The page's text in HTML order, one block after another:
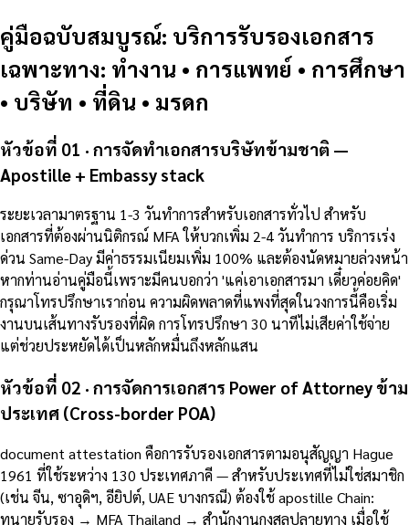
คู่มือฉบับสมบูรณ์: บริการรับรองเอกสาร
เฉพาะทาง: ทำงาน • การแพทย์ • การศึกษา
• บริษัท • ที่ดิน • มรดก
หัวข้อที่ 01 · การจัดทำเอกสารบริษัทข้ามชาติ —
Apostille + Embassy stack
ระยะเวลามาตรฐาน 1-3 วันทำการสำหรับเอกสารทั่วไป สำหรับ
เอกสารที่ต้องผ่านนิติกรณ์ MFA ให้บวกเพิ่ม 2-4 วันทำการ บริการเร่ง
ด่วน Same-Day มีค่าธรรมเนียมเพิ่ม 100% และต้องนัดหมายล่วงหน้า
หากท่านอ่านคู่มือนี้เพราะมีคนบอกว่า 'แค่เอาเอกสารมา เดี๋ยวค่อยคิด'
กรุณาโทรปรึกษาเราก่อน ความผิดพลาดที่แพงที่สุดในวงการนี้คือเริ่ม
งานบนเส้นทางรับรองที่ผิด การโทรปรึกษา 30 นาทีไม่เสียค่าใช้จ่าย
แต่ช่วยประหยัดได้เป็นหลักหมื่นถึงหลักแสน
หัวข้อที่ 02 · การจัดการเอกสาร Power of Attorney ข้าม
ประเทศ (Cross-border POA)
document attestation คือการรับรองเอกสารตามอนุสัญญา Hague
1961 ที่ใช้ระหว่าง 130 ประเทศภาคี — สำหรับประเทศที่ไม่ใช่สมาชิก
(เช่น จีน, ซาอุดิฯ, อียิปต์, UAE บางกรณี) ต้องใช้ apostille Chain:
ทนายรับรอง → MFA Thailand → สำนักงานกงสุลปลายทาง เมื่อใช้